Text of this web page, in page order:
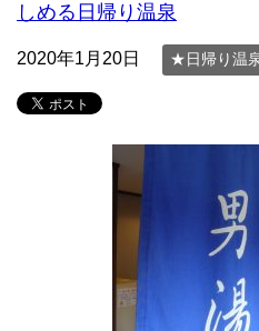
しめる日帰り温泉
2020年1月20日 ★日帰り温